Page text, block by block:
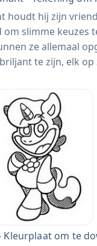
houdt hij zijn
slimme keuzes
ze allemaal
te zijn, elk op
Kleurplaat om te